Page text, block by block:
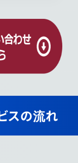
スの流れ